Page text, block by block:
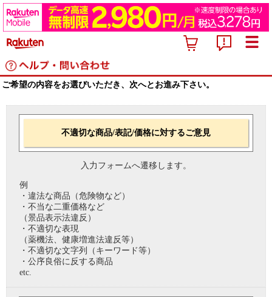
ご希望の内容をお選びいただき、次へとお進み下さい。
不適切な商品/表記/価格に対するご意見
入力フォームへ遷移します。
例
・違法な商品（危険物など）
・不当な二重価格など
（景品表示法違反）
・不適切な表現
（薬機法、健康増進法違反等）
・不適切な文字列（キーワード等）
・公序良俗に反する商品
etc.